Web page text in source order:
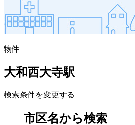
物件
大和西大寺駅
検索条件を変更する
市区名から検索